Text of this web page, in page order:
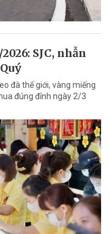
SJC, nhẫn
đà thế giới, vàng miếng
đúng đỉnh ngày 2/3